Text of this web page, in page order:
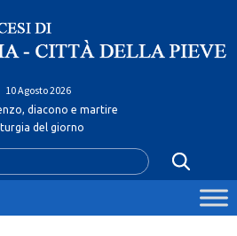
10 Agosto 2026
diacono e martire
del giorno